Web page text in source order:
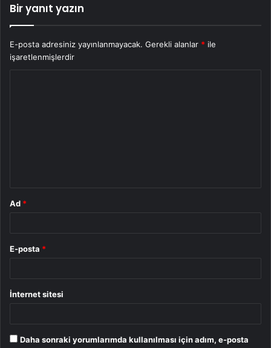
Bir yanıt yazın
E-posta adresiniz yayınlanmayacak. Gerekli alanlar * ile
işaretlenmişlerdir
Ad *
E-posta *
İnternet sitesi
Daha sonraki yorumlarımda kullanılması için adım, e-posta